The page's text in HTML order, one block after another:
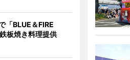
「BLUE＆FIRE
板焼き料理提供